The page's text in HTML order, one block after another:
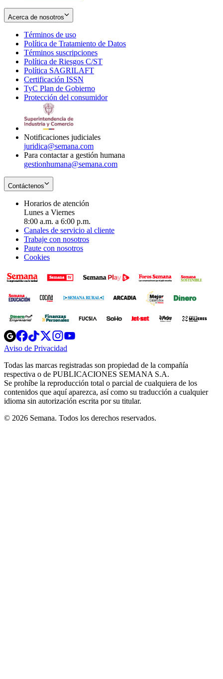
Acerca de nosotros
Términos de uso
in
new
window
Política de Tratamiento de Datos
Términos suscripciones
in
Política de Riesgos C/ST
Política SAGRILAFT
new
window
Certificación ISSN
in
new
TyC Plan de Gobierno
in
Protección del consumidorOpens
Notificaciones judiciales
juridica@semana.com
Para contactar a gestión humana
gestionhumana@semana.com
Contáctenos
Horarios de atención
Lunes a Viernes
8:00 a.m. a 6:00 p.m.
Canales de servicio al cliente
Trabaje con nosotros
Paute con nosotros
Cookies
Opens
in
new
Opens
in
new
Opens
in
new
window
Opens
new
windowwindow
Aviso de Privacidad
new
window
Todas las marcas registradas son propiedad de la compañía
respectiva o de PUBLICACIONES SEMANA S.A.
Se prohíbe la reproducción total o parcial de cualquiera de los
contenidos que aquí aparezca, así como su traducción a cualquier
idioma sin autorización escrita por su titular.
© 2026 Semana. Todos los derechos reservados.